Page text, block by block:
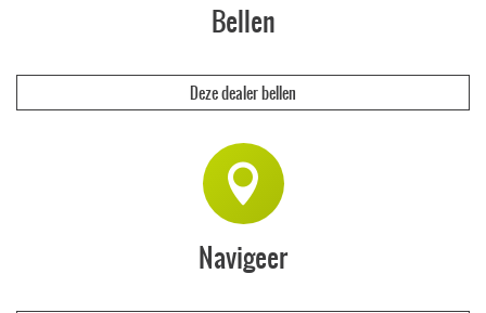
Bellen
Deze dealer bellen
Navigeer